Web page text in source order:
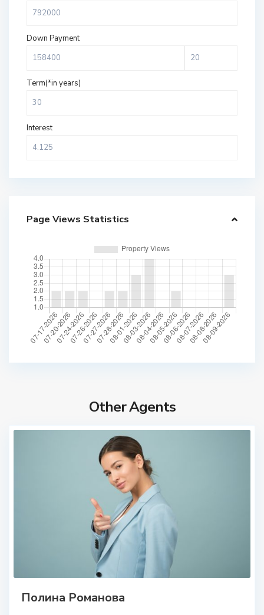
Down Payment
Term(*in years)
Interest
Page Views Statistics
Other Agents
Полина Романова